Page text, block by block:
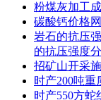
粉煤灰加工
碳酸钙价格网
岩石的抗压
的抗压强度
招矿山开采
时产200吨重
时产550方蛇